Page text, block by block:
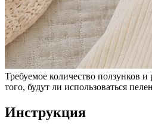
Требуемое количество ползунков
того, будут ли использоваться
Инструкция